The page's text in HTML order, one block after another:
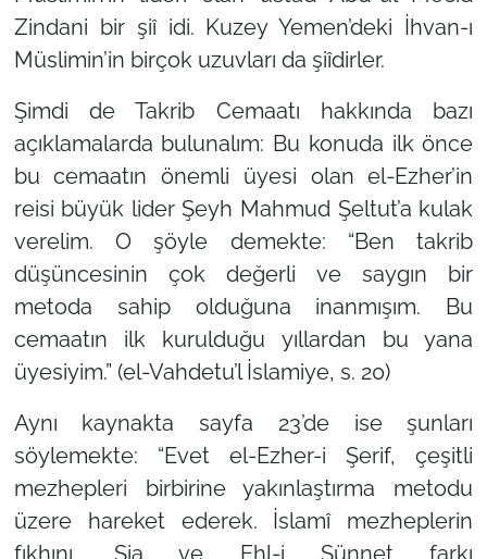
Zindani bir şiî idi. Kuzey Yemen’deki İhvan-ı
Müslimin’in birçok uzuvları da şiîdirler.
Şimdi de Takrib Cemaatı hakkında bazı
açıklamalarda bulunalım: Bu konuda ilk önce
bu cemaatın önemli üyesi olan el-Ezher’in
reisi büyük lider Şeyh Mahmud Şeltut’a kulak
verelim. O şöyle demekte: “Ben takrib
düşüncesinin çok değerli ve saygın bir
metoda sahip olduğuna inanmışım. Bu
cemaatın ilk kurulduğu yıllardan bu yana
üyesiyim.” (el-Vahdetu’l İslamiye, s. 20)
Aynı kaynakta sayfa 23’de ise şunları
söylemekte: “Evet el-Ezher-i Şerif, çeşitli
mezhepleri birbirine yakınlaştırma metodu
üzere hareket ederek. İslamî mezheplerin
fıkhını, Şia ve Ehl-i Sünnet farkı